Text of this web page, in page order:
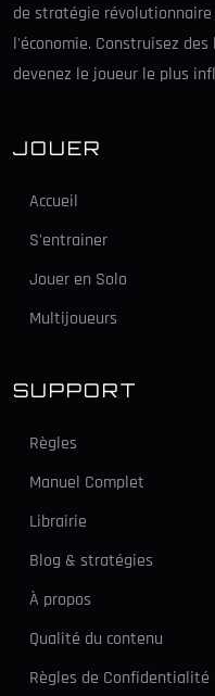
de stratégie
l'économie. Construisez
devenez le joueur le plus
JOUER
Accueil
S'entrainer
Jouer en Solo
Multijoueurs
SUPPORT
Règles
Manuel Complet
Librairie
Blog & stratégies
À propos
Qualité du contenu
Règles de Confidentialité